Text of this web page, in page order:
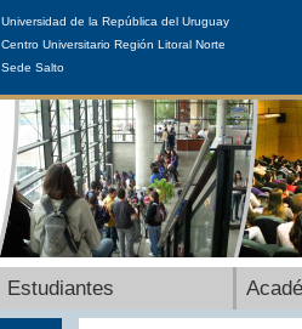
Universidad de la República del Uruguay
Centro Universitario Región Litoral Norte
Sede Salto
Estudiantes